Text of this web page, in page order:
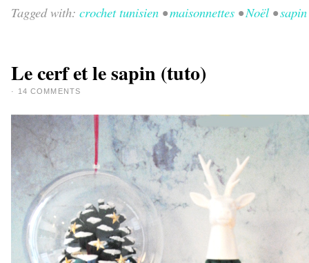
Tagged with: crochet tunisien •maisonnettes •Noël •sapin
Le cerf et le sapin (tuto)
· 14 COMMENTS